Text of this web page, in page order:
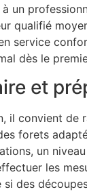
un
qualifié
service
dès le
et
il convient de
forets
un
les
si des